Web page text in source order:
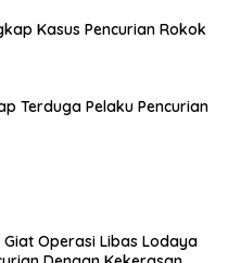
Kasus Pencurian Rokok
Terduga Pelaku Pencurian
Operasi Libas Lodaya